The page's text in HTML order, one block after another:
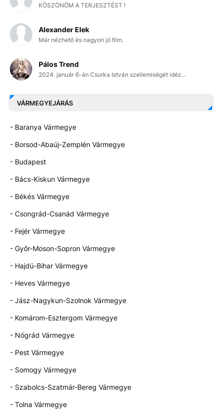
KÖSZÖNÖM A TERJESZTÉST !
Alexander Elek
Már nézhető és nagyon jó film.
Pálos Trend
2024. január 6-án Csurka István szellemiségét idéz...
VÁRMEGYEJÁRÁS
- Baranya Vármegye
- Borsod-Abaúj-Zemplén Vármegye
- Budapest
- Bács-Kiskun Vármegye
- Békés Vármegye
- Csongrád-Csanád Vármegye
- Fejér Vármegye
- Győr-Moson-Sopron Vármegye
- Hajdú-Bihar Vármegye
- Heves Vármegye
- Jász-Nagykun-Szolnok Vármegye
- Komárom-Esztergom Vármegye
- Nógrád Vármegye
- Pest Vármegye
- Somogy Vármegye
- Szabolcs-Szatmár-Bereg Vármegye
- Tolna Vármegye